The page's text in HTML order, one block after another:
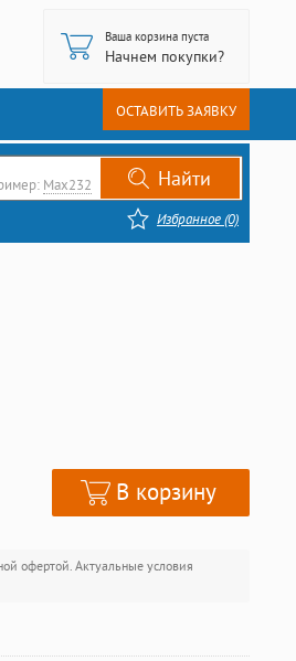
Ваша корзина пуста
Начнем покупки?
ОСТАВИТЬ ЗАЯВКУ
Max232
Избранное (0)
В корзину
офертой. Актуальные условия